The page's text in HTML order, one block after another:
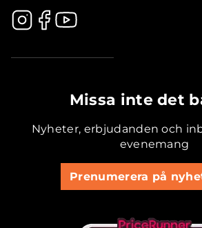
Missa inte det
Nyheter, erbjudanden och
evenemang
Prenumerera på